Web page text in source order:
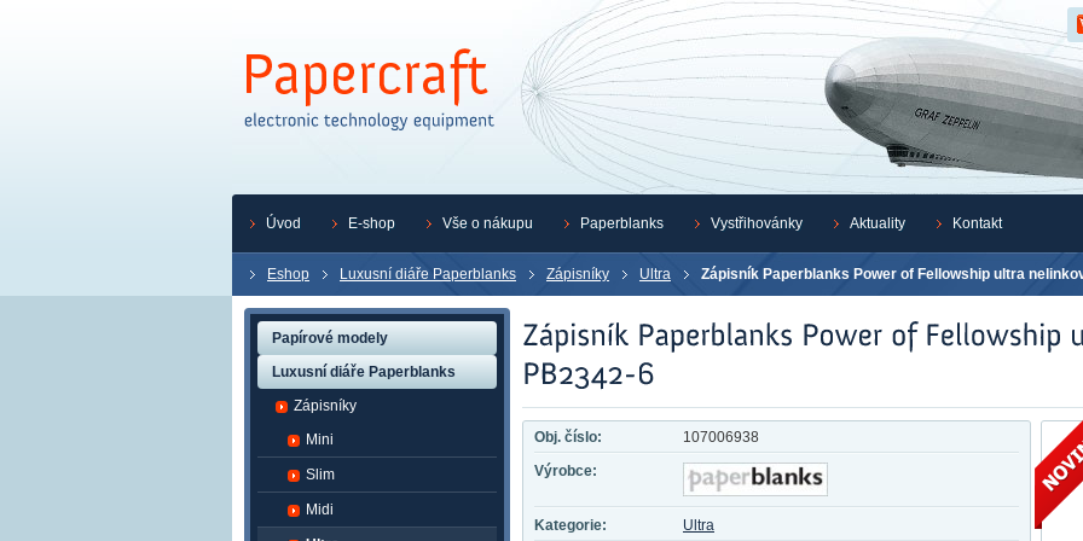
Eshop Luxusní diáře Paperblanks Zápisníky Ultra Zápisník Paperblanks Power of Fellowship ultra
Obj. číslo:
107006938
Výrobce:
Kategorie:
Ultra
Papírové modely
Luxusní diáře Paperblanks
Zápisníky
Mini
Slim
Midi
Úvod E-shop Vše o nákupu Paperblanks Vystřihovánky Aktuality Kontakt